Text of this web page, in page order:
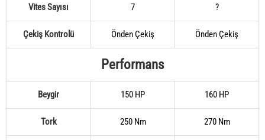
Vites Sayısı 7 ?
Çekiş Kontrolü Önden Çekiş Önden Çekiş
Performans
Beygir 150 HP 160 HP
Tork 250 Nm 270 Nm